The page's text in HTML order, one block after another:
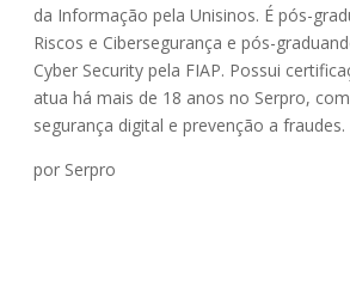
da Informação pela Unisinos. É pós-
Riscos e Cibersegurança e pós-
Cyber Security pela FIAP. Possui
atua há mais de 18 anos no Serpro,
segurança digital e prevenção a fraudes.
por Serpro